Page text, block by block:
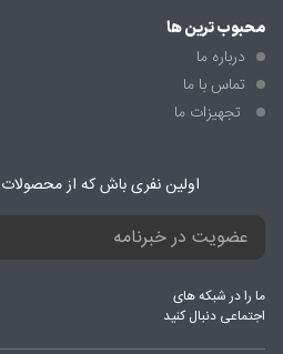
محبوب ترین ها
درباره ما
تماس با ما
تجهیزات ما
اولین نفری باش که از
ما را در شبکه های
اجتماعی دنبال کنید